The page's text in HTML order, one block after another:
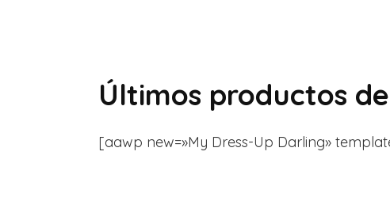
Últimos productos
[aawp new=»My Dress-Up Darling»